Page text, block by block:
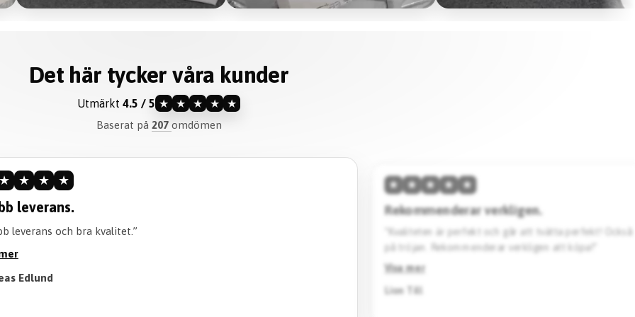
Det här tycker våra kunder
Utmärkt 4.5 / 5 ★ ★ ★ ★ ★
Baserat på 207 omdömen
★ ★ ★ ★
verkligen.
är perfekt och går att tvätta perfekt! Också en bra tid att vänta
Rekommenderar verkligen att köpa!”
★ ★ ★ ★ ★
Hög kvalitet & skön passform.
“Den här tröjan imponerar med sin höga kvalitet och
Designen är stilren. Jag köpte en svart Barcelona
Rekommenderar starkt.”
Visa mer